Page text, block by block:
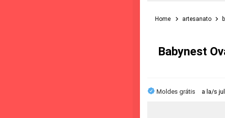
Home artesanato
Babynest
Moldes grátis a la/s